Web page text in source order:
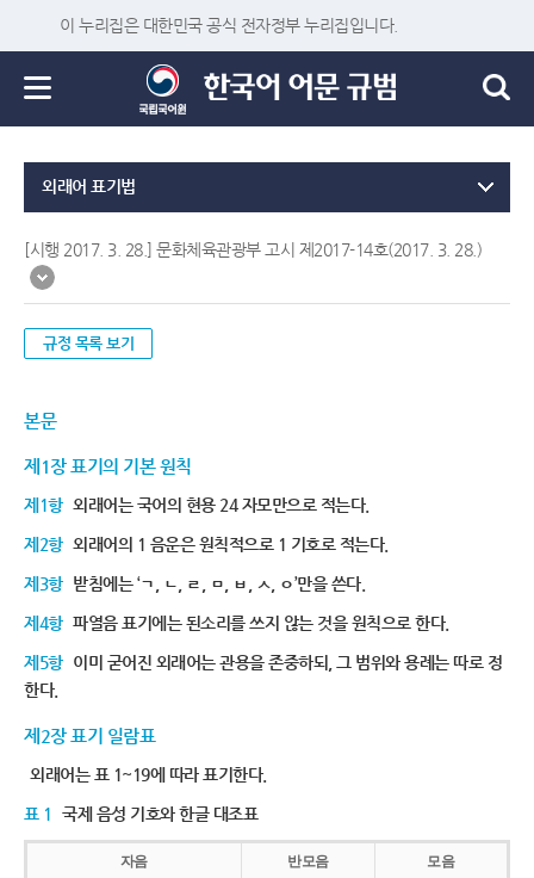
이 누리집은 대한민국 공식 전자정부 누리집입니다.
외래어 표기법
[시행 2017. 3. 28.] 문화체육관광부 고시 제2017-14호(2017. 3. 28.)
규정 목록 보기
본문
제1장 표기의 기본 원칙
제1항 외래어는 국어의 현용 24 자모만으로 적는다.
제2항 외래어의 1 음운은 원칙적으로 1 기호로 적는다.
제3항 받침에는 ‘ㄱ, ㄴ, ㄹ, ㅁ, ㅂ, ㅅ, ㅇ’만을 쓴다.
제4항 파열음 표기에는 된소리를 쓰지 않는 것을 원칙으로 한다.
제5항 이미 굳어진 외래어는 관용을 존중하되, 그 범위와 용례는 따로 정
한다.
제2장 표기 일람표
외래어는 표 1~19에 따라 표기한다.
표 1 국제 음성 기호와 한글 대조표
자음 반모음 모음